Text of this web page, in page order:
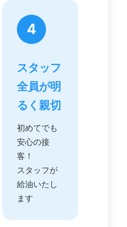
4
スタッフ
全員が明
るく親切
初めてでも
安心の接
客！
スタッフが
給油いたし
ます